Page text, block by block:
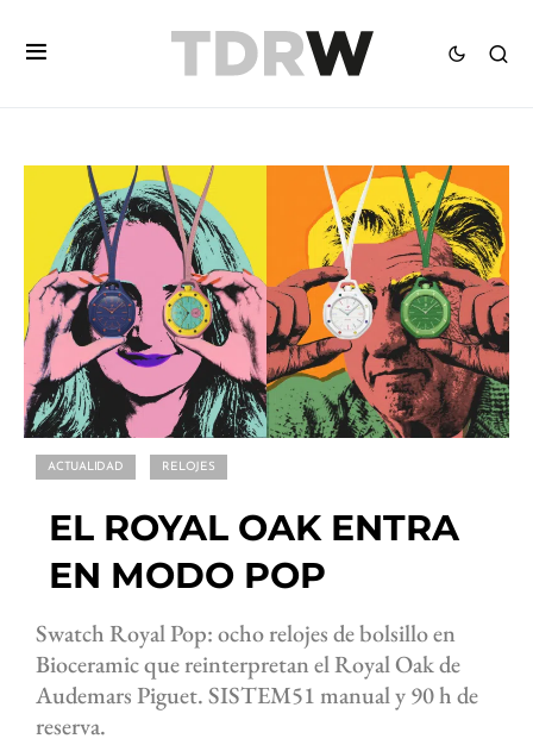
ACTUALIDAD RELOJES
EL ROYAL OAK ENTRA
EN MODO POP
Swatch Royal Pop: ocho relojes de bolsillo en
Bioceramic que reinterpretan el Royal Oak de
Audemars Piguet. SISTEM51 manual y 90 h de
reserva.